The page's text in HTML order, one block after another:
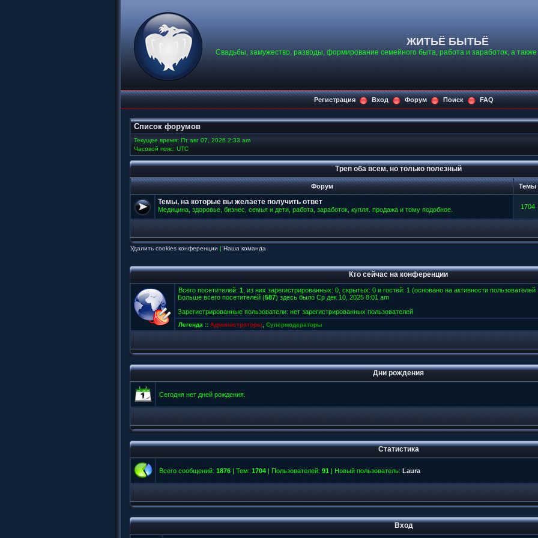
ЖИТЬЁ БЫТЬЁ
Свадьбы, замужество, разводы, формирование семейного быта, работа и заработок, а
Регистрация Вход Форум Поиск FAQ
Список форумов
Текущее время: Пт авг 07, 2026 2:33 am
Часовой пояс: UTC
Треп оба всем, но только полезный
Форум Темы
Темы, на которые вы желаете получить ответ
Медицина, здоровье, бизнес, семья и дети, работа, заработок, купля. продажа и тому подобное. 1704
Удалить cookies конференции | Наша команда
Кто сейчас на конференции
Всего посетителей: 1 , из них зарегистрированных: 0, скрытых: 0 и гостей: 1 (основано на активности
Больше всего посетителей (587) здесь было Ср дек 10, 2025 8:01 am
Зарегистрированные пользователи: нет зарегистрированных пользователей
Легенда :: Администраторы Супермодераторы
Дни рождения
Сегодня нет дней рождения.
Статистика
Всего сообщений: 1876 | Тем: 1704 | Пользователей: 91 | Новый пользователь: Laura
Вход